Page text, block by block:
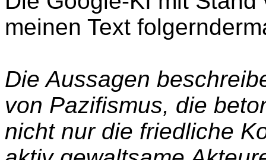
meinen Text
Die Aussagen
von Pazifismus, die
nicht nur die friedliche